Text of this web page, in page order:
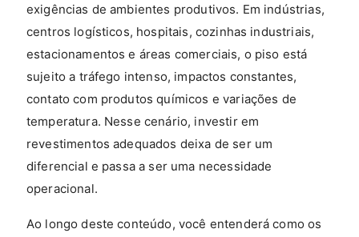
exigências de ambientes produtivos. Em indústrias,
centros logísticos, hospitais, cozinhas industriais,
estacionamentos e áreas comerciais, o piso está
sujeito a tráfego intenso, impactos constantes,
contato com produtos químicos e variações de
temperatura. Nesse cenário, investir em
revestimentos adequados deixa de ser um
diferencial e passa a ser uma necessidade
operacional.
Ao longo deste conteúdo, você entenderá como os